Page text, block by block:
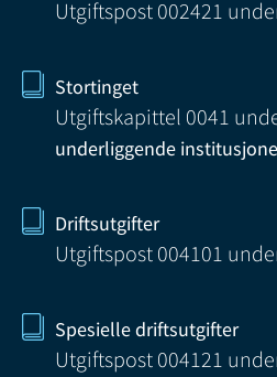
Utgiftspost 002421
Stortinget
Utgiftskapittel 0041
underliggende
Driftsutgifter
Utgiftspost 004101
Spesielle driftsutgifter
Utgiftspost 004121